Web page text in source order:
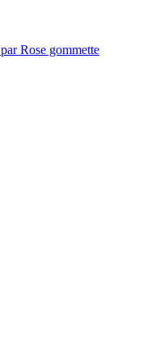
par Rose gommette